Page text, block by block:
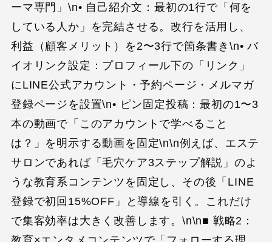
ーマ専門」\n• 自己紹介文：最初の1行で「何を
している人か」を完結させる。改行を活用し、
利益（顧客メリット）を2〜3行で箇条書き\n• バ
イオリンク設定：プロフィール下の「リンク」
にLINE公式アカウント・予約ページ・メルマガ
登録ページを設置\n• ピン固定投稿：最初の1〜3
本の動画で「このアカウントで学べること
は？」を明示する動画を固定\n\n例えば、エステ
サロンであれば「毛穴ケア3ステップ解説」のよ
うな教育系コンテンツを固定し、その後「LINE
登録で初回15%OFF」と導線を引く。これだけ
で集客効率は大きく改善します。\n\n■ 戦略2：